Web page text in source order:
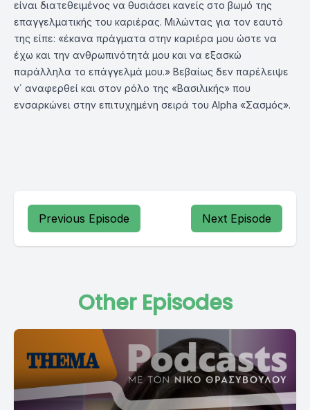
είναι διατεθειμένος να θυσιάσει κανείς στο βωμό της
επαγγελματικής του καριέρας. Μιλώντας για τον εαυτό
της είπε: «έκανα πράγματα στην καριέρα μου ώστε να
έχω και την ανθρωπινότητά μου και να εξασκώ
παράλληλα το επάγγελμά μου.» Βεβαίως δεν παρέλειψε
ν΄ αναφερθεί και στον ρόλο της «Βασιλικής» που
ενσαρκώνει στην επιτυχημένη σειρά του Alpha «Σασμός».
Previous Episode Next Episode
Other Episodes